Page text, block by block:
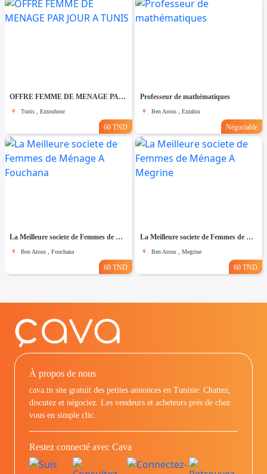
OFFRE FEMME DE MENAGE PAR JOUR A TUNIS
Tunis , Ezzouhour
60 TND
Professeur de mathématiques
Ben Arous , Ezzahra
Négociable
La Meilleure societe de Femmes de Ménage A Fouchana
Ben Arous , Fouchana
60 TND
La Meilleure societe de Femmes de Ménage A Megrine
Ben Arous , Megrine
60 TND
À propos de nous
cava.tn site gratuit des petites annonces en Tunisie: Chattez,
discutez et négociez. Les vendeurs et acheteurs prés de chez
vous en simple clic.
Restez connecté avec Cava